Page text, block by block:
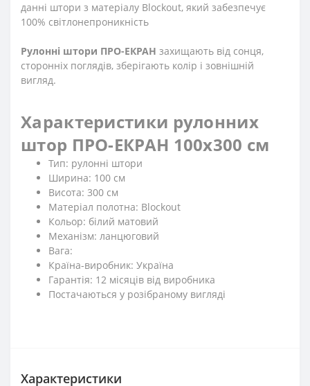
данні штори з матеріалу Blockout, який забезпечує
100% світлонепроникність
Рулонні штори ПРО-ЕКРАН захищають від сонця,
сторонніх поглядів, зберігають колір і зовнішній
вигляд.
Характеристики рулонних
штор ПРО-ЕКРАН 100х300 см
Тип: рулонні штори
Ширина: 100 см
Висота: 300 см
Матеріал полотна: Blockout
Кольор: білий матовий
Механізм: ланцюговий
Вага:
Країна-виробник: Україна
Гарантія: 12 місяців від виробника
Постачаються у розібраному вигляді
Характеристики